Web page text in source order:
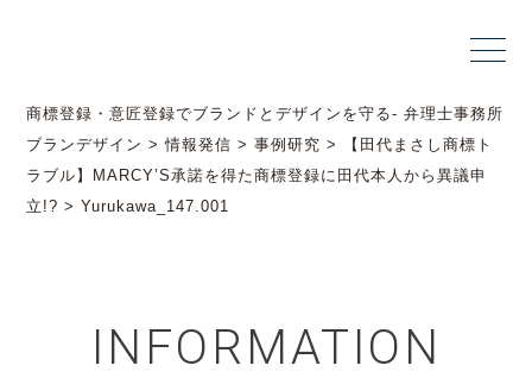
商標登録・意匠登録でブランドとデザインを守る- 弁理士事務所
ブランデザイン >情報発信 >事例研究 >
【田代まさし商標ト
ラブル】MARCY’S承諾を得た商標登録に田代本人から異議申
立!? >Yurukawa_147.001
INFORMATION